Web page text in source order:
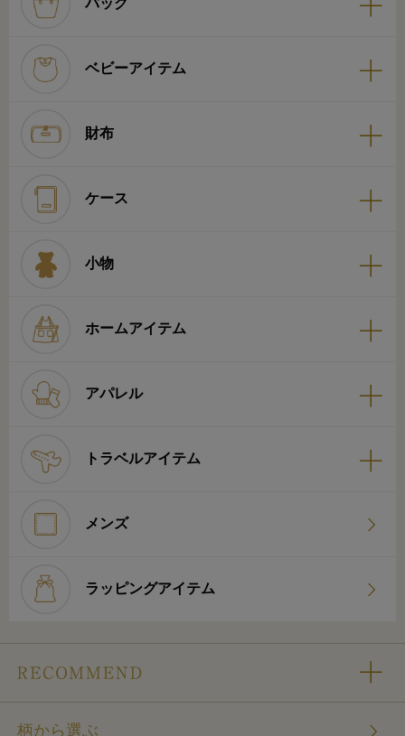
ベビーアイテム
財布
ケース
小物
ホームアイテム
アパレル
トラベルアイテム
メンズ
ラッピングアイテム
柄から選ぶ